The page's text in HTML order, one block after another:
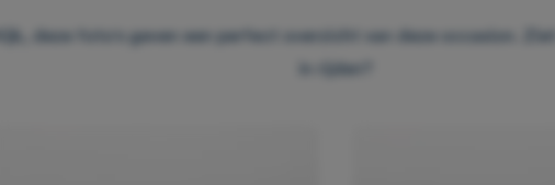
Kijk, deze foto's geven een perfect overzicht van deze occasion. Ziet
in rijden?